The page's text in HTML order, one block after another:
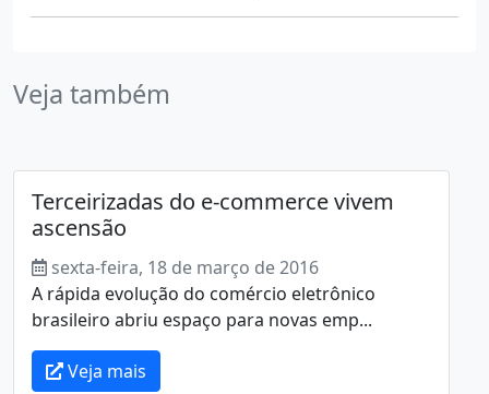
Veja também
Terceirizadas do e-commerce vivem
ascensão
sexta-feira, 18 de março de 2016
A rápida evolução do comércio eletrônico
brasileiro abriu espaço para novas emp...
Veja mais